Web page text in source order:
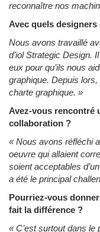
reconnaître nos
Avec quels
Nous avons travaillé
d’iol Strategic Design.
eux pour qu’ils nous
graphique. Depuis
charte graphique. »
Avez-vous rencontré
collaboration ?
« Nous avons réfléchi
oeuvre qui allaient
soient acceptables
a été le principal
Pourriez-vous
fait la différence ?
« C’est surtout dans